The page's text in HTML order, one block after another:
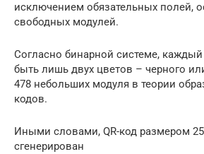
исключением обязательных полей,
свободных модулей.
Согласно бинарной системе,
быть лишь двух цветов – черного
478 небольших модуля в теории
кодов.
Иными словами, QR-код размером
сгенерирован